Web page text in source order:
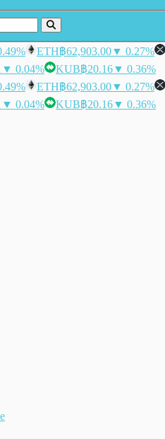
ETH฿62,903.00▼ 0.27%
▼ 0.04% KUB฿20.16▼ 0.36%
ETH฿62,903.00▼ 0.27%
▼ 0.04% KUB฿20.16▼ 0.36%